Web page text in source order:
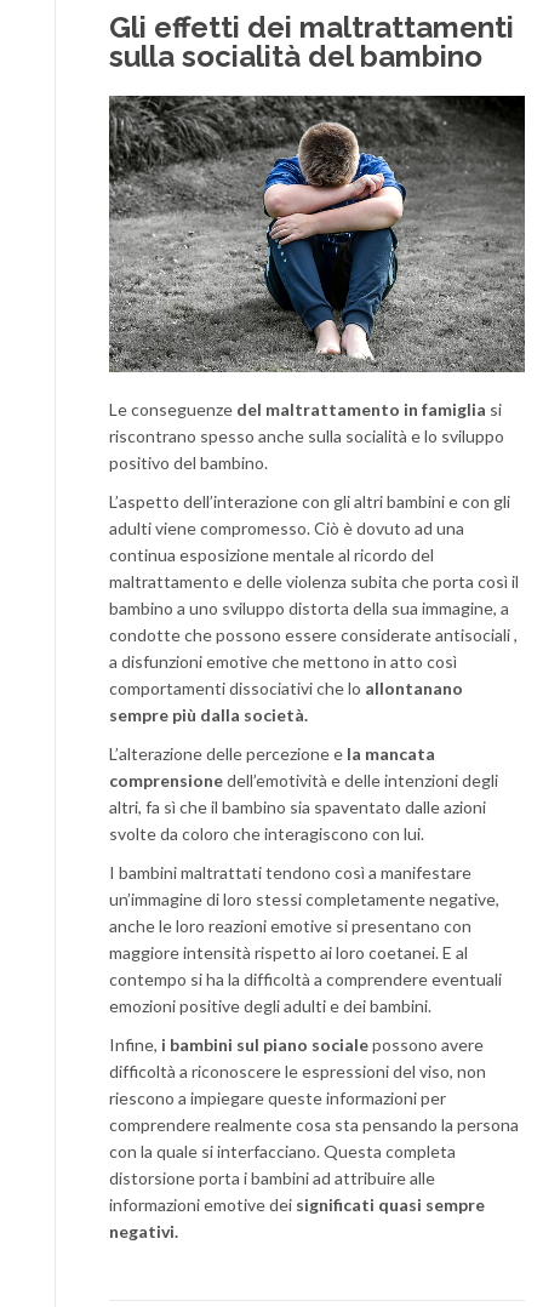
Gli effetti dei maltrattamenti
sulla socialità del bambino
Le conseguenze del maltrattamento in famiglia si
riscontrano spesso anche sulla socialità e lo sviluppo
positivo del bambino.
L’aspetto dell’interazione con gli altri bambini e con gli
adulti viene compromesso. Ciò è dovuto ad una
continua esposizione mentale al ricordo del
maltrattamento e delle violenza subita che porta così il
bambino a uno sviluppo distorta della sua immagine, a
condotte che possono essere considerate antisociali ,
a disfunzioni emotive che mettono in atto così
comportamenti dissociativi che lo allontanano
sempre più dalla società.
L’alterazione delle percezione e la mancata
comprensionedell’emotività e delle intenzioni degli
altri, fa sì che il bambino sia spaventato dalle azioni
svolte da coloro che interagiscono con lui.
I bambini maltrattati tendono così a manifestare
un’immagine di loro stessi completamente negative,
anche le loro reazioni emotive si presentano con
maggiore intensità rispetto ai loro coetanei. E al
contempo si ha la difficoltà a comprendere eventuali
emozioni positive degli adulti e dei bambini.
Infine, i bambini sul piano socialepossono avere
difficoltà a riconoscere le espressioni del viso, non
riescono a impiegare queste informazioni per
comprendere realmente cosa sta pensando la persona
con la quale si interfacciano. Questa completa
distorsione porta i bambini ad attribuire alle
informazioni emotive dei significati quasi sempre
negativi.